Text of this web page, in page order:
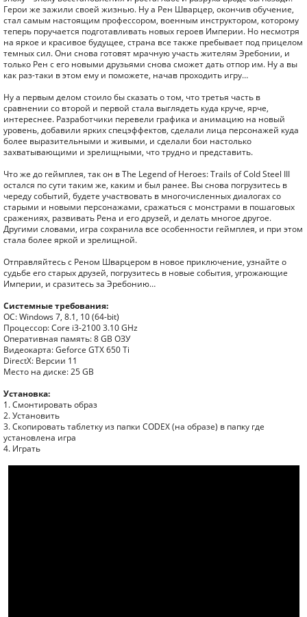
Герои же зажили своей жизнью. Ну а Рен Шварцер, окончив обучение,
стал самым настоящим профессором, военным инструктором, которому
теперь поручается подготавливать новых героев Империи. Но несмотря
на яркое и красивое будущее, страна все также пребывает под прицелом
темных сил. Они снова готовят мрачную участь жителям Эребонии, и
только Рен с его новыми друзьями снова сможет дать отпор им. Ну а вы
как раз-таки в этом ему и поможете, начав проходить игру…
Ну а первым делом стоило бы сказать о том, что третья часть в
сравнении со второй и первой стала выглядеть куда круче, ярче,
интереснее. Разработчики перевели графика и анимацию на новый
уровень, добавили ярких спецэффектов, сделали лица персонажей куда
более выразительными и живыми, и сделали бои настолько
захватывающими и зрелищными, что трудно и представить.
Что же до геймплея, так он в The Legend of Heroes: Trails of Cold Steel III
остался по сути таким же, каким и был ранее. Вы снова погрузитесь в
череду событий, будете участвовать в многочисленных диалогах со
старыми и новыми персонажами, сражаться с монстрами в пошаговых
сражениях, развивать Рена и его друзей, и делать многое другое.
Другими словами, игра сохранила все особенности геймплея, и при этом
стала более яркой и зрелищной.
Отправляйтесь с Реном Шварцером в новое приключение, узнайте о
судьбе его старых друзей, погрузитесь в новые события, угрожающие
Империи, и сразитесь за Эребонию…
Системные требования:
ОС: Windows 7, 8.1, 10 (64-bit)
Процессор: Core i3-2100 3.10 GHz
Оперативная память: 8 GB ОЗУ
Видеокарта: Geforce GTX 650 Ti
DirectX: Версии 11
Место на диске: 25 GB
Установка:
1. Смонтировать образ
2. Установить
3. Скопировать таблетку из папки CODEX (на образе) в папку где
установлена игра
4. Играть